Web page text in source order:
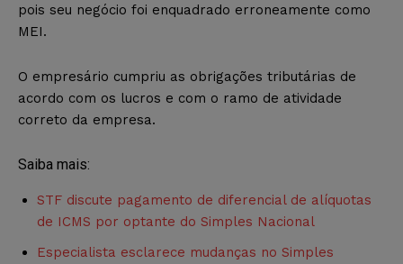
pois seu negócio foi enquadrado erroneamente como
MEI.
O empresário cumpriu as obrigações tributárias de
acordo com os lucros e com o ramo de atividade
correto da empresa.
Saiba mais:
STF discute pagamento de diferencial de alíquotas
de ICMS por optante do Simples Nacional
Especialista esclarece mudanças no Simples